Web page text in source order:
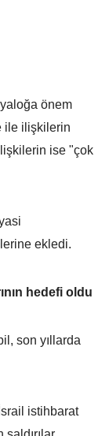
önem
ile ilişkilerin
ise "çok
ekledi.
hedefi oldu
son yıllarda
istihbarat